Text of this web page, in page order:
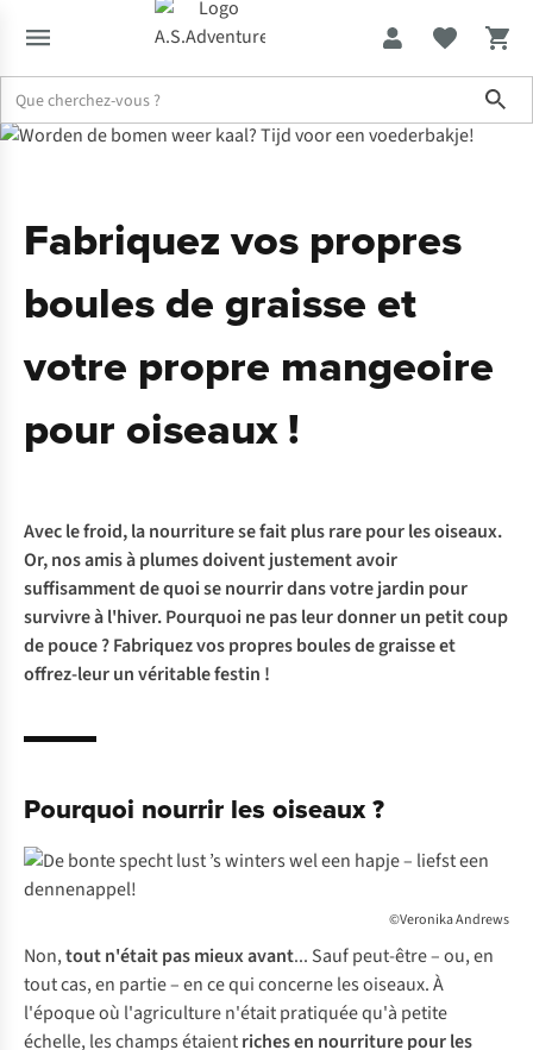
Expertise & Conseils Fabriquez des boules de graisse et une
Fabriquez vos propres
boules de graisse et
votre propre mangeoire
pour oiseaux !
Avec le froid, la nourriture se fait plus rare pour les oiseaux.
Or, nos amis à plumes doivent justement avoir
suffisamment de quoi se nourrir dans votre jardin pour
survivre à l'hiver. Pourquoi ne pas leur donner un petit coup
de pouce ? Fabriquez vos propres boules de graisse et
offrez-leur un véritable festin !
Pourquoi nourrir les oiseaux ?
©Veronika Andrews
Non,tout n'était pas mieux avant... Sauf peut-être – ou, en
tout cas, en partie – en ce qui concerne les oiseaux. À
l'époque où l'agriculture n'était pratiquée qu'à petite
échelle, les champs étaientriches en nourriture pour les